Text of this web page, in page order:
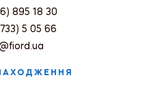
895 18 30
5 05 66